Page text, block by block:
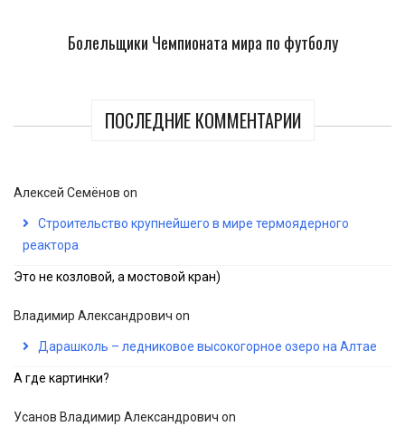
Болельщики Чемпионата мира по футболу
ПОСЛЕДНИЕ КОММЕНТАРИИ
Алексей Семёнов on
Строительство крупнейшего в мире термоядерного
реактора
Это не козловой, а мостовой кран)
Владимир Александрович on
Дарашколь – ледниковое высокогорное озеро на Алтае
А где картинки?
Усанов Владимир Александрович on